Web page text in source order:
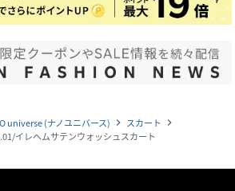
universe (ナノユニバース) navigate_next スカート navigate_next
イレヘムサテンウォッシュスカート